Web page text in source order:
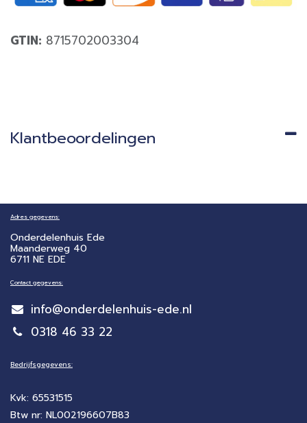
GTIN: 8715702003304
Klantbeoordelingen
Adres gegevens:
Onderdelenhuis Ede
Maanderweg 40
6711 NE EDE
Contact gegevens:
info@onderdelenhuis-ede.nl
0318 46 33 22
Bedrijfsgegevens:
Kvk: 65531515
Btw nr: NL002196607B83